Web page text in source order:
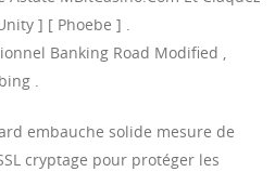
] [ Phoebe ] .
Banking Road Modified ,
.
embauche solide mesure de
cryptage pour protéger les